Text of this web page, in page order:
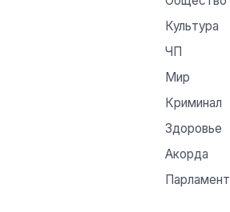
Культура
ЧП
Мир
Криминал
Здоровье
Акорда
Парламент